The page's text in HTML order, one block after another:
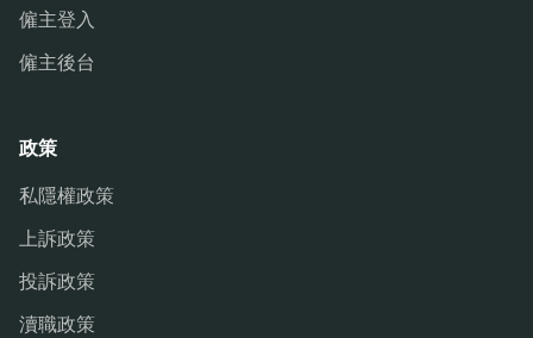
僱主登入
僱主後台
政策
私隱權政策
上訴政策
投訴政策
瀆職政策